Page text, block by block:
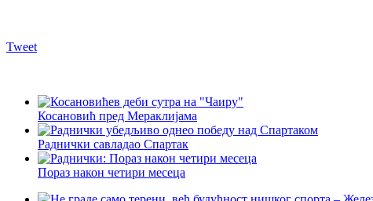
Tweet
Косановић пред Мераклијама
Раднички савладао Спартак
Пораз након четири месеца